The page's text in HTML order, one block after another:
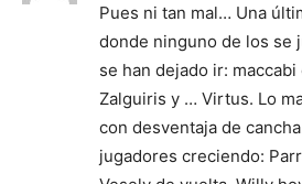
Pues ni tan mal… Una
donde ninguno de los se
se han dejado ir:
Zalguiris y … Virtus. Lo
con desventaja de
jugadores creciendo: